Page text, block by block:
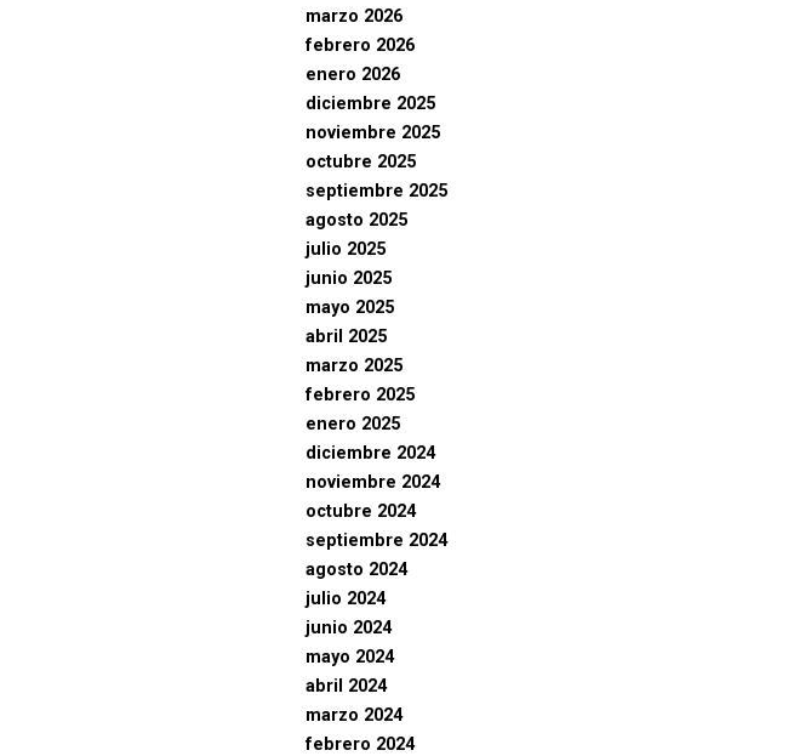
marzo 2026
febrero 2026
enero 2026
diciembre 2025
noviembre 2025
octubre 2025
septiembre 2025
agosto 2025
julio 2025
junio 2025
mayo 2025
abril 2025
marzo 2025
febrero 2025
enero 2025
diciembre 2024
noviembre 2024
octubre 2024
septiembre 2024
agosto 2024
julio 2024
junio 2024
mayo 2024
abril 2024
marzo 2024
febrero 2024